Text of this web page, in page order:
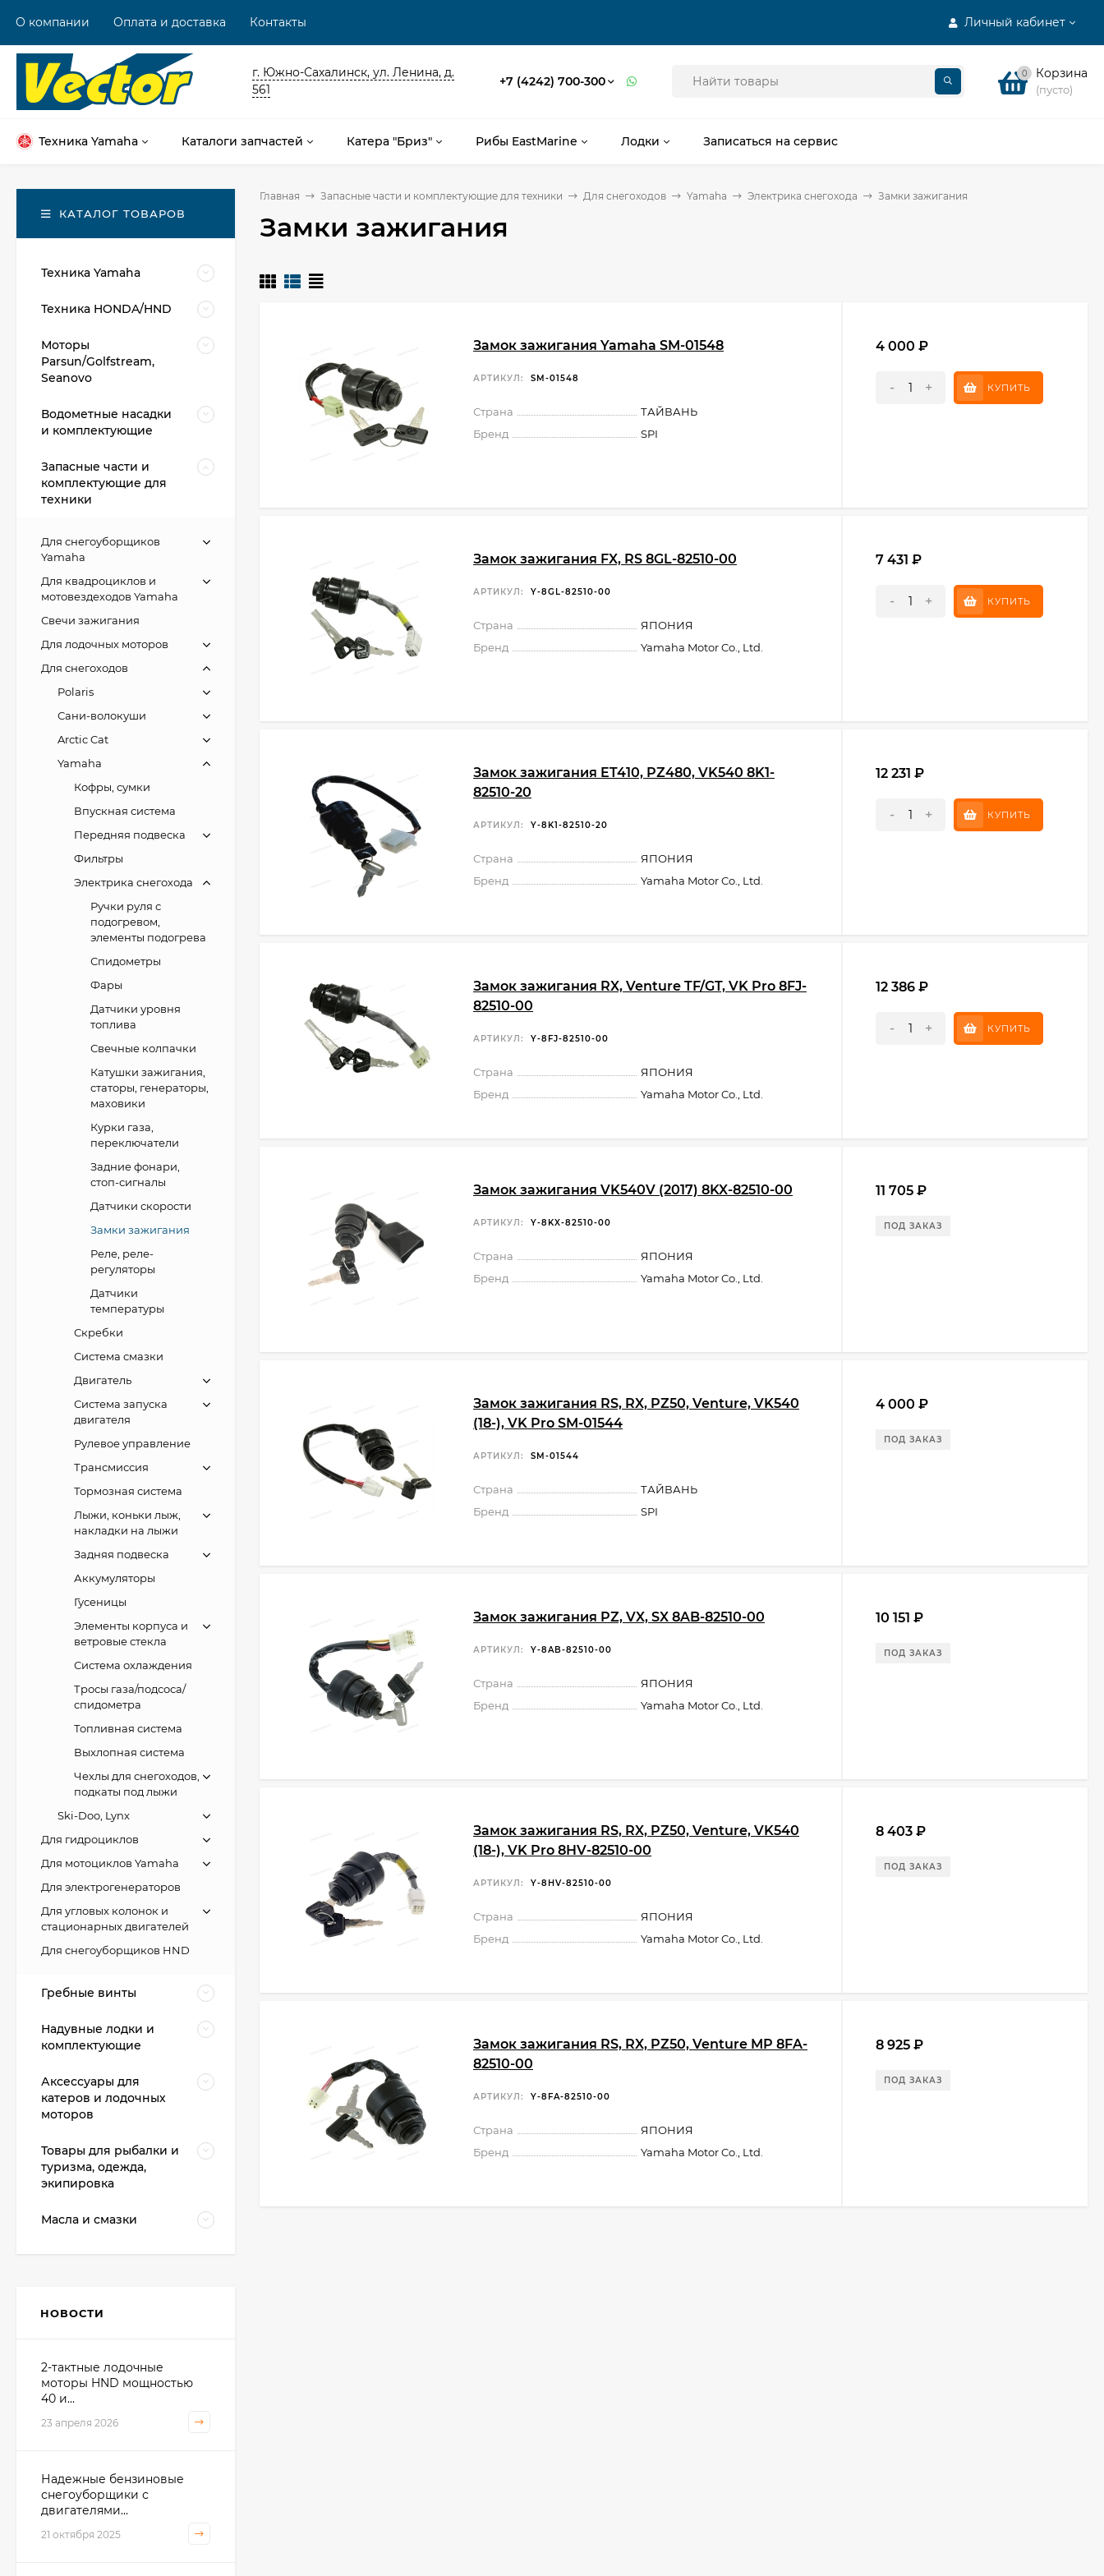
Личный кабинет
О компании Оплата и доставка Контакты
г. Южно-Сахалинск, ул. Ленина, д.
561
+7 (4242) 700-300 0 Корзина
(пусто)
Техника Yamaha Каталоги запчастей Катера "Бриз" Рибы EastMarine Лодки Записаться на сервис
Главная Запасные части и комплектующие для техники Для снегоходов Yamaha Электрика снегохода Замки зажигания
Замки зажигания
Замок зажигания Yamaha SM-01548
АРТИКУЛ: SM-01548
Страна
ТАЙВАНЬ
Бренд
SPI
4 000 ₽
- + КУПИТЬ
Замок зажигания FX, RS 8GL-82510-00
АРТИКУЛ: Y-8GL-82510-00
Страна
ЯПОНИЯ
Бренд
Yamaha Motor Co., Ltd.
7 431 ₽
- + КУПИТЬ
Замок зажигания ET410, PZ480, VK540 8K1-
82510-20
АРТИКУЛ: Y-8K1-82510-20
Страна
ЯПОНИЯ
Бренд
Yamaha Motor Co., Ltd.
12 231 ₽
- + КУПИТЬ
Замок зажигания RX, Venture TF/GT, VK Pro 8FJ-
82510-00
АРТИКУЛ: Y-8FJ-82510-00
Страна
ЯПОНИЯ
Бренд
Yamaha Motor Co., Ltd.
12 386 ₽
- + КУПИТЬ
Замок зажигания VK540V (2017) 8KX-82510-00
АРТИКУЛ: Y-8KX-82510-00
Страна
ЯПОНИЯ
Бренд
Yamaha Motor Co., Ltd.
11 705 ₽
ПОД ЗАКАЗ
Замок зажигания RS, RX, PZ50, Venture, VK540
(18-), VK Pro SM-01544
АРТИКУЛ: SM-01544
Страна
ТАЙВАНЬ
Бренд
SPI
4 000 ₽
ПОД ЗАКАЗ
Замок зажигания PZ, VX, SX 8AB-82510-00
АРТИКУЛ: Y-8AB-82510-00
Страна
ЯПОНИЯ
Бренд
Yamaha Motor Co., Ltd.
10 151 ₽
ПОД ЗАКАЗ
Замок зажигания RS, RX, PZ50, Venture, VK540
(18-), VK Pro 8HV-82510-00
АРТИКУЛ: Y-8HV-82510-00
Страна
ЯПОНИЯ
Бренд
Yamaha Motor Co., Ltd.
8 403 ₽
ПОД ЗАКАЗ
Замок зажигания RS, RX, PZ50, Venture MP 8FA-
82510-00
АРТИКУЛ: Y-8FA-82510-00
Страна
ЯПОНИЯ
Бренд
Yamaha Motor Co., Ltd.
8 925 ₽
ПОД ЗАКАЗ
КАТАЛОГ ТОВАРОВ
Техника Yamaha
Техника HONDA/HND
Моторы
Parsun/Golfstream,
Seanovo
Водометные насадки
и комплектующие
Запасные части и
комплектующие для
техники
Для снегоуборщиков
Yamaha
Для квадроциклов и
мотовездеходов Yamaha
Свечи зажигания
Для лодочных моторов
Для снегоходов
Polaris
Сани-волокуши
Arctic Cat
Yamaha
Кофры, сумки
Впускная система
Передняя подвеска
Фильтры
Электрика снегохода
Ручки руля с
подогревом,
элементы подогрева
Спидометры
Фары
Датчики уровня
топлива
Свечные колпачки
Катушки зажигания,
статоры, генераторы,
маховики
Курки газа,
переключатели
Задние фонари,
стоп-сигналы
Датчики скорости
Замки зажигания
Реле, реле-
регуляторы
Датчики
температуры
Скребки
Система смазки
Двигатель
Система запуска
двигателя
Рулевое управление
Трансмиссия
Тормозная система
Лыжи, коньки лыж,
накладки на лыжи
Задняя подвеска
Аккумуляторы
Гусеницы
Элементы корпуса и
ветровые стекла
Система охлаждения
Тросы газа/подсоса/
спидометра
Топливная система
Выхлопная система
Чехлы для снегоходов,
подкаты под лыжи
Ski-Doo, Lynx
Для гидроциклов
Для мотоциклов Yamaha
Для электрогенераторов
Для угловых колонок и
стационарных двигателей
Для снегоуборщиков HND
Гребные винты
Надувные лодки и
комплектующие
Аксессуары для
катеров и лодочных
моторов
Товары для рыбалки и
туризма, одежда,
экипировка
Масла и смазки
НОВОСТИ
2-тактные лодочные
моторы HND мощностью
40 и...
23 апреля 2026
Надежные бензиновые
снегоуборщики с
двигателями...
21 октября 2025